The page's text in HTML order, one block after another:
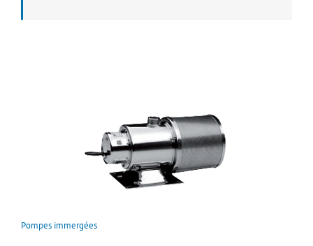
Pompes immergées